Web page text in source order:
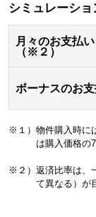
シミュレーショ
月々のお支払
（※２）
ボーナスのお
※１）物件購入時に
は購入価格の
※２）返済比率は、
て異なる）が